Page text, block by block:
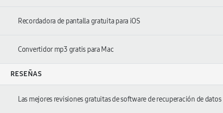
Recordadora de pantalla gratuita para iOS
Convertidor mp3 gratis para Mac
RESEÑAS
Las mejores revisiones gratuitas de software de recuperación de datos